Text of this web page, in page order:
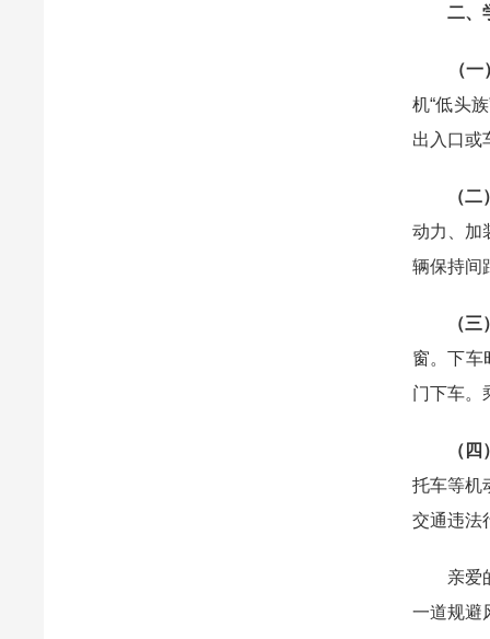
二、
（一
机“低头
出入口或
（
动力、加
辆保持间
（
窗。下车
门下车。
（
托车等机
交通违法
亲爱的
一道规避